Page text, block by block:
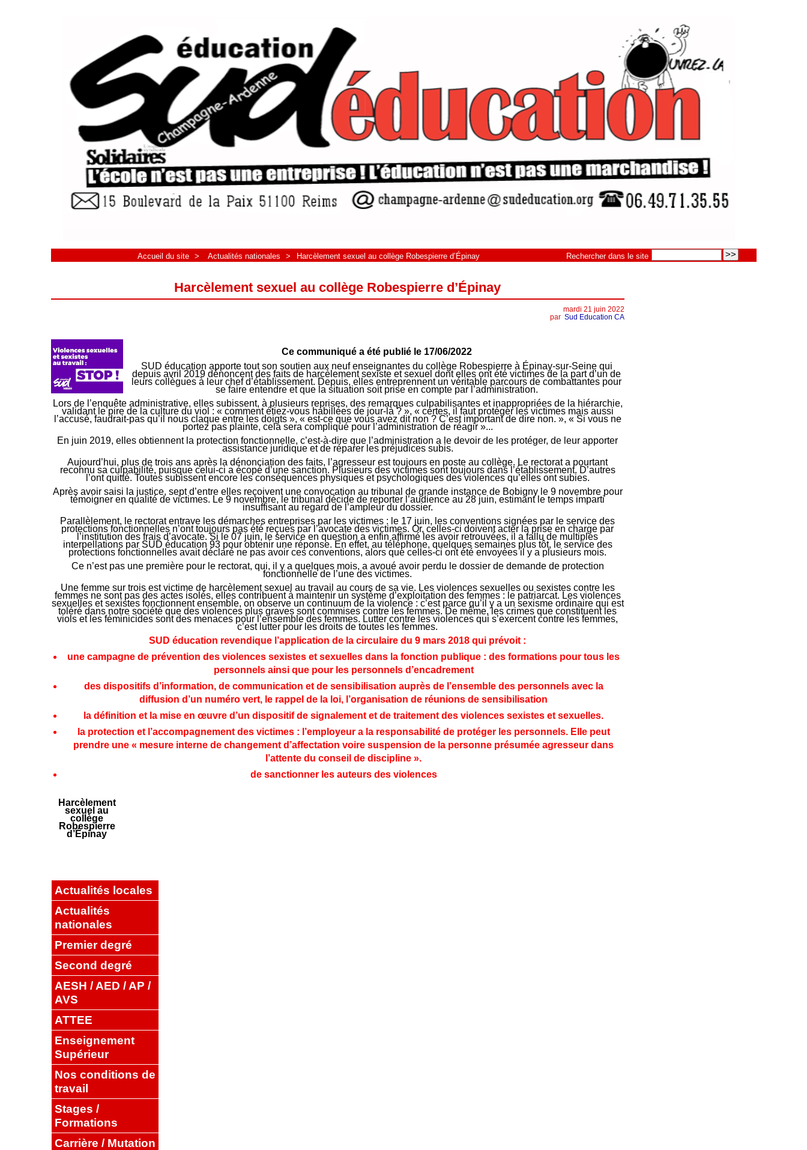
Rechercher dans le site
Accueil du site > Actualités nationales > Harcèlement sexuel au collège Robespierre d’Épinay
Harcèlement sexuel au collège Robespierre d’Épinay
mardi 21 juin 2022
par Sud Education CA
Ce communiqué a été publié le 17/06/2022
SUD éducation apporte tout son soutien aux neuf enseignantes du collège Robespierre à Épinay-sur-Seine qui
depuis avril 2019 dénoncent des faits de harcèlement sexiste et sexuel dont elles ont été victimes de la part d’un de
leurs collègues à leur chef d’établissement. Depuis, elles entreprennent un véritable parcours de combattantes pour
se faire entendre et que la situation soit prise en compte par l’administration.
Lors de l’enquête administrative, elles subissent, à plusieurs reprises, des remarques culpabilisantes et inappropriées de la hiérarchie,
validant le pire de la culture du viol : « comment étiez-vous habillées de jour-là ? », « certes, il faut protéger les victimes mais aussi
l’accusé, faudrait-pas qu’il nous claque entre les doigts », « est-ce que vous avez dit non ? C’est important de dire non. », « Si vous ne
portez pas plainte, cela sera compliqué pour l’administration de réagir »...
En juin 2019, elles obtiennent la protection fonctionnelle, c’est-à-dire que l’administration a le devoir de les protéger, de leur apporter
assistance juridique et de réparer les préjudices subis.
Aujourd’hui, plus de trois ans après la dénonciation des faits, l’agresseur est toujours en poste au collège. Le rectorat a pourtant
reconnu sa culpabilité, puisque celui-ci a écopé d’une sanction. Plusieurs des victimes sont toujours dans l’établissement. D’autres
l’ont quitté. Toutes subissent encore les conséquences physiques et psychologiques des violences qu’elles ont subies.
Après avoir saisi la justice, sept d’entre elles reçoivent une convocation au tribunal de grande instance de Bobigny le 9 novembre pour
témoigner en qualité de victimes. Le 9 novembre, le tribunal décide de reporter l’audience au 28 juin, estimant le temps imparti
insuffisant au regard de l’ampleur du dossier.
Parallèlement, le rectorat entrave les démarches entreprises par les victimes : le 17 juin, les conventions signées par le service des
protections fonctionnelles n’ont toujours pas été reçues par l’avocate des victimes. Or, celles-ci doivent acter la prise en charge par
l’institution des frais d’avocate. Si le 07 juin, le service en question a enfin affirmé les avoir retrouvées, il a fallu de multiples
interpellations par SUD éducation 93 pour obtenir une réponse. En effet, au téléphone, quelques semaines plus tôt, le service des
protections fonctionnelles avait déclaré ne pas avoir ces conventions, alors que celles-ci ont été envoyées il y a plusieurs mois.
Ce n’est pas une première pour le rectorat, qui, il y a quelques mois, a avoué avoir perdu le dossier de demande de protection
fonctionnelle de l’une des victimes.
Une femme sur trois est victime de harcèlement sexuel au travail au cours de sa vie. Les violences sexuelles ou sexistes contre les
femmes ne sont pas des actes isolés, elles contribuent à maintenir un système d’exploitation des femmes : le patriarcat. Les violences
sexuelles et sexistes fonctionnent ensemble, on observe un continuum de la violence : c’est parce qu’il y a un sexisme ordinaire qui est
toléré dans notre société que des violences plus graves sont commises contre les femmes. De même, les crimes que constituent les
viols et les féminicides sont des menaces pour l’ensemble des femmes. Lutter contre les violences qui s’exercent contre les femmes,
c’est lutter pour les droits de toutes les femmes.
SUD éducation revendique l’application de la circulaire du 9 mars 2018 qui prévoit :
une campagne de prévention des violences sexistes et sexuelles dans la fonction publique : des formations pour tous les
personnels ainsi que pour les personnels d’encadrement
des dispositifs d’information, de communication et de sensibilisation auprès de l’ensemble des personnels avec la
diffusion d’un numéro vert, le rappel de la loi, l’organisation de réunions de sensibilisation
la définition et la mise en œuvre d’un dispositif de signalement et de traitement des violences sexistes et sexuelles.
la protection et l’accompagnement des victimes : l’employeur a la responsabilité de protéger les personnels. Elle peut
prendre une « mesure interne de changement d’affectation voire suspension de la personne présumée agresseur dans
l’attente du conseil de discipline ».
de sanctionner les auteurs des violences
Harcèlement
sexuel au
collège
Robespierre
d’Épinay
Actualités locales
Actualités
nationales
Premier degré
Second degré
AESH / AED / AP /
AVS
ATTEE
Enseignement
Supérieur
Nos conditions de
travail
Stages /
Formations
Carrière / Mutation